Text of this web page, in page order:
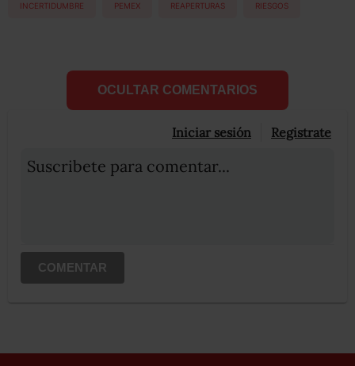
INCERTIDUMBRE PEMEX REAPERTURAS RIESGOS
OCULTAR COMENTARIOS
Iniciar sesión Registrate
Suscribete para comentar...
COMENTAR